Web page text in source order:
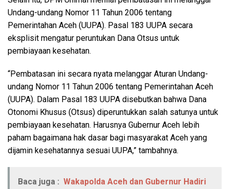
Undang-undang Nomor 11 Tahun 2006 tentang
Pemerintahan Aceh (UUPA). Pasal 183 UUPA secara
eksplisit mengatur peruntukan Dana Otsus untuk
pembiayaan kesehatan.
“Pembatasan ini secara nyata melanggar Aturan Undang-
undang Nomor 11 Tahun 2006 tentang Pemerintahan Aceh
(UUPA). Dalam Pasal 183 UUPA disebutkan bahwa Dana
Otonomi Khusus (Otsus) diperuntukkan salah satunya untuk
pembiayaan kesehatan. Harusnya Gubernur Aceh lebih
paham bagaimana hak dasar bagi masyarakat Aceh yang
dijamin kesehatannya sesuai UUPA,” tambahnya.
Baca juga : Wakapolda Aceh dan Gubernur Hadiri